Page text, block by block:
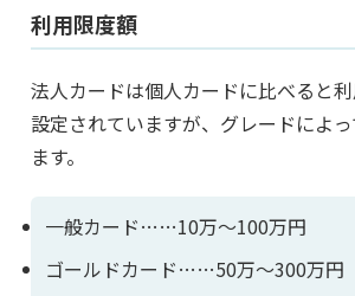
利用限度額
法人カードは個人カードに比べると
設定されていますが、グレードによ
ます。
一般カード……10万～100万円
ゴールドカード……50万～300万円